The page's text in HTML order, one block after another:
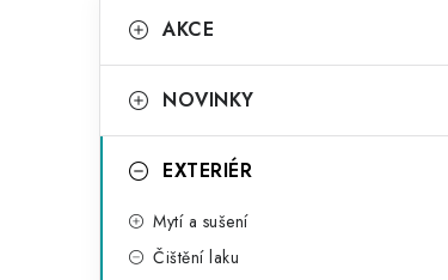
kategorie
a
e
AKCE
NOVINKY
EXTERIÉR
Mytí a sušení
Čištění laku